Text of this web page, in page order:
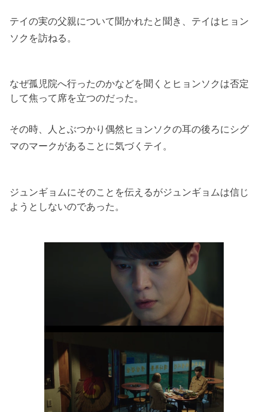
テイの実の父親について聞かれたと聞き、 テイはヒョン
ソクを訪ねる。
なぜ孤児院へ行ったのかなどを聞くとヒョンソクは否定
して焦って 席を立つのだった。
その時、
人とぶつかり偶然ヒョンソクの耳の後ろにシグ
マのマークがあるこ とに気づくテイ。
ジュンギョムにそのことを伝えるがジュンギョムは信じ
ようとしないのであった。